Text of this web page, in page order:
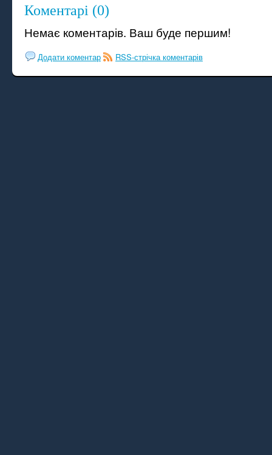
Коментарі (0)
Немає коментарів. Ваш буде першим!
Додати коментар RSS-стрічка коментарів